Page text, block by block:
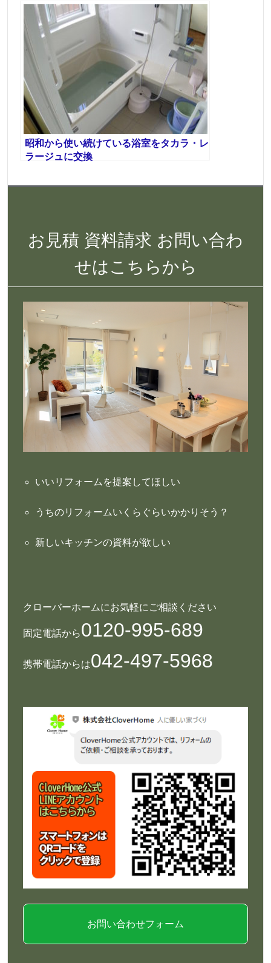
昭和から使い続けている浴室をタカラ・レ
ラージュに交換
お見積 資料請求 お問い合わ
せはこちらから
いいリフォームを提案してほしい
うちのリフォームいくらぐらいかかりそう？
新しいキッチンの資料が欲しい
クローバーホームにお気軽にご相談ください
固定電話から0120-995-689
携帯電話からは042-497-5968
お問い合わせフォーム